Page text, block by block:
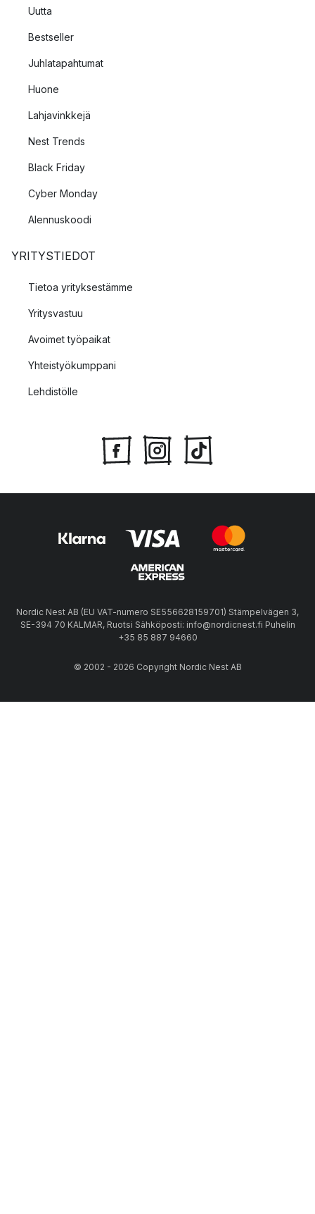
Uutta
Bestseller
Juhlatapahtumat
Huone
Lahjavinkkejä
Nest Trends
Black Friday
Cyber Monday
Alennuskoodi
YRITYSTIEDOT
Tietoa yrityksestämme
Yritysvastuu
Avoimet työpaikat
Yhteistyökumppani
Lehdistölle
Nordic Nest AB (EU VAT-numero SE556628159701) Stämpelvägen 3,
SE-394 70 KALMAR, Ruotsi Sähköposti: info@nordicnest.fi Puhelin
+35 85 887 94660
© 2002 - 2026 Copyright Nordic Nest AB